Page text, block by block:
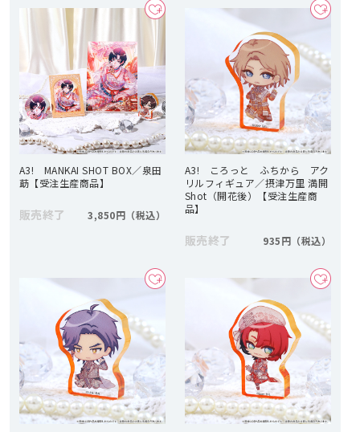
A3! MANKAI SHOT BOX／泉田
莇【受注生産商品】
販売終了 3,850円
A3! ころっと ふちから アク
リルフィギュア／摂津万里 満開
Shot（開花後）【受注生産商
品】
販売終了 935円